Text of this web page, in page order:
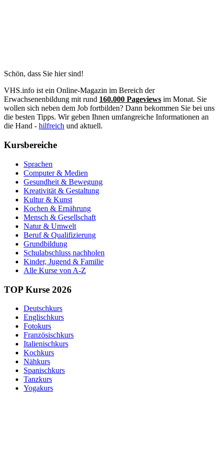
Schön, dass Sie hier sind!
VHS.info ist ein Online-Magazin im Bereich der
Erwachsenenbildung mit rund 160.000 Pageviews im Monat. Sie
wollen sich neben dem Job fortbilden? Dann bekommen Sie bei uns
die besten Tipps. Wir geben Ihnen umfangreiche Informationen an
die Hand - hilfreich und aktuell.
Kursbereiche
Sprachen
Computer & Medien
Gesundheit & Bewegung
Kreativität & Gestaltung
Kultur & Kunst
Kochen & Ernährung
Mensch & Gesellschaft
Natur & Umwelt
Beruf & Qualifizierung
Grundbildung
Schulabschluss nachholen
Kinder, Jugend & Familie
Alle Kurse von A-Z
TOP Kurse 2026
Deutschkurs
Englischkurs
Fotokurs
Französischkurs
Italienischkurs
Kochkurs
Nähkurs
Spanischkurs
Tanzkurs
Yogakurs